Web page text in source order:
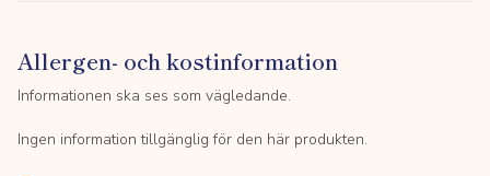
Allergen- och kostinformation
Informationen ska ses som vägledande.
Ingen information tillgänglig för den här produkten.